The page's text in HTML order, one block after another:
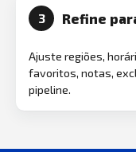
3 Refine
Ajuste regiões,
favoritos, notas,
pipeline.